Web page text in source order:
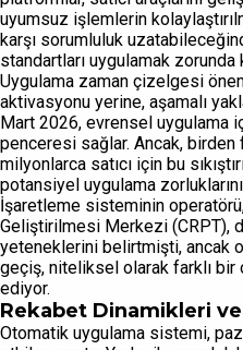
uyumsuz işlemlerin
karşı sorumluluk
standartları uygulamak zorunda
Uygulama zaman çizelgesi
aktivasyonu yerine, aşamalı
Mart 2026, evrensel uygulama
penceresi sağlar. Ancak,
milyonlarca satıcı için bu
potansiyel uygulama
İşaretleme sisteminin
Geliştirilmesi Merkezi (CRPT),
yeteneklerini belirtmişti, ancak
geçiş, niteliksel olarak farklı
ediyor.
Rekabet Dinamikleri
Otomatik uygulama sistemi,